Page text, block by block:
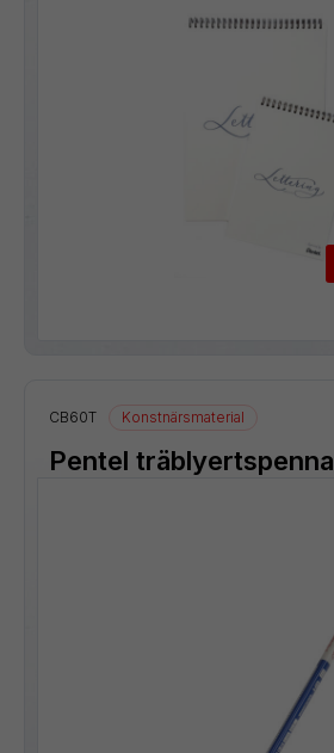
CB60T Konstnärsmaterial
Pentel träblyertspenna